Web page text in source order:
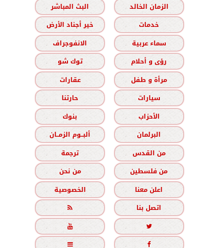
الزمان الخالد
البث المباشر
خدمات
خير أجناد الأرض
سماء عربية
الانفوجراف
رؤى و أحلام
توك شو
مرأة و طفل
عقارات
سيارات
حارتنا
الأحزاب
بنوك
البرلمان
ألبــوم الزمــان
من القدس
ترجمة
من فلسطين
من نحن
اعلن معنا
الخصوصية
اتصل بنا




